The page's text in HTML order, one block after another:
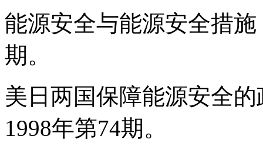
能源安全与能源安全措
期。
美日两国保障能源安全
1998年第74期。